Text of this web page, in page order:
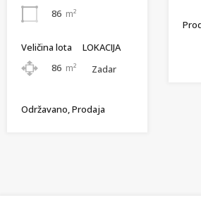
86 m²
Veličina lota
86 m²
LOKACIJA
Zadar
Održavano, Prodaja